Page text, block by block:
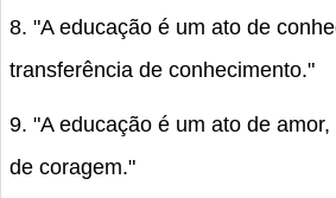
8. "A educação é um ato de
transferência de conhecimento."
9. "A educação é um ato de
de coragem."